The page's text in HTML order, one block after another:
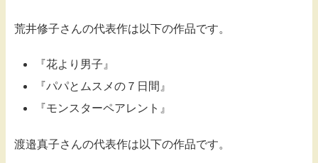
荒井修子さんの代表作は以下の作品です。
『花より男子』
『パパとムスメの７日間』
『モンスターペアレント』
渡邉真子さんの代表作は以下の作品です。